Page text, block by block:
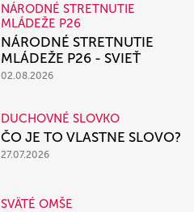
NÁRODNÉ STRETNUTIE
MLÁDEŽE P26
NÁRODNÉ STRETNUTIE
MLÁDEŽE P26 - SVIEŤ
02.08.2026
DUCHOVNÉ SLOVKO
ČO JE TO VLASTNE SLOVO?
27.07.2026
SVÄTÉ OMŠE